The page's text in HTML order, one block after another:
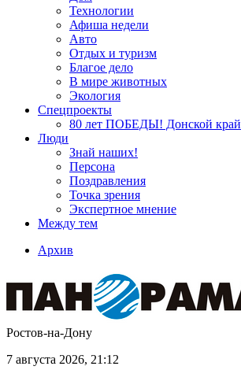
Технологии
Афиша недели
Авто
Отдых и туризм
Благое дело
В мире животных
Экология
Спецпроекты
80 лет ПОБЕДЫ! Донской край
Люди
Знай наших!
Персона
Поздравления
Точка зрения
Экспертное мнение
Между тем
Архив
Ростов-на-Дону
7 августа 2026, 21:12